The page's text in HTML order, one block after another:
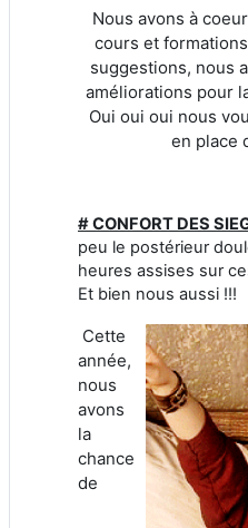
Nous avons à
cours et
suggestions, nous
améliorations pour
Oui oui oui nous
en place
# CONFORT DES
peu le postérieur
heures assises sur
Et bien nous aussi !!!
Cette
année,
nous
avons
la
chance
de